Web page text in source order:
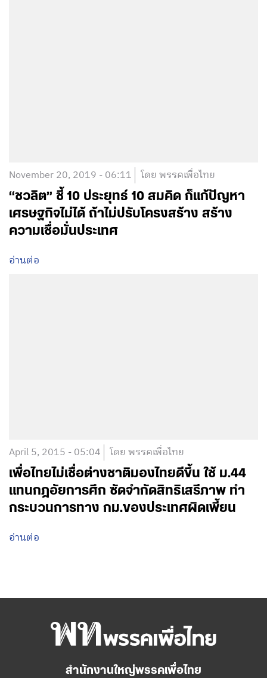
November 20, 2019 - 06:11 โดย พรรคเพื่อไทย
“ชวลิต” ชี้ 10 ประยุทธ์ 10 สมคิด ก็แก้ปัญหา
เศรษฐกิจไม่ได้ ถ้าไม่ปรับโครงสร้าง สร้าง
ความเชื่อมั่นประเทศ
อ่านต่อ
April 5, 2015 - 05:04 โดย พรรคเพื่อไทย
เพื่อไทยไม่เชื่อต่างชาติมองไทยดีขึ้น ใช้ ม.44
แทนกฎอัยการศึก ซัดจำกัดสิทธิเสรีภาพ ทำ
กระบวนการทาง กม.ของประเทศผิดเพี้ยน
อ่านต่อ
สำนักงานใหญ่พรรคเพื่อไทย